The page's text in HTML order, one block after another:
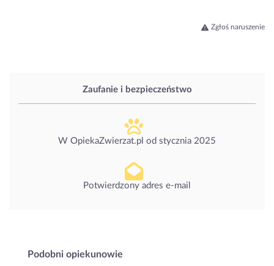
Zaufanie i bezpieczeństwo
W OpiekaZwierzat.pl od stycznia 2025
Potwierdzony adres e-mail
Podobni opiekunowie
Zgłoś naruszenie